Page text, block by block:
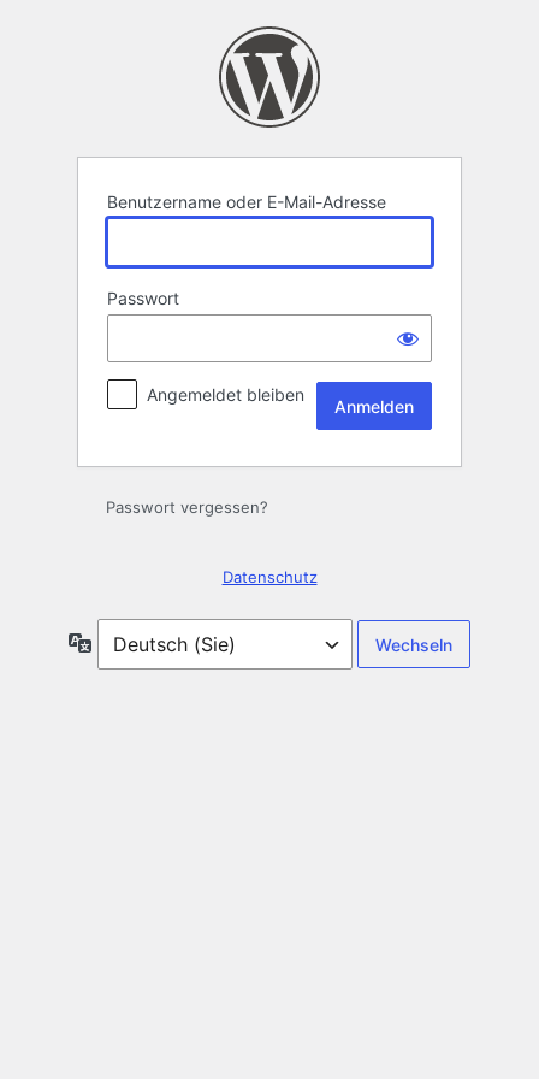
Benutzername oder E-Mail-Adresse
Passwort
Angemeldet bleiben
Passwort vergessen?
Datenschutz
Sprache